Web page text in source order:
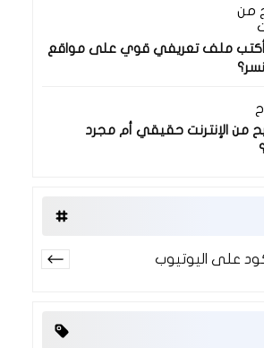
من
ملف تعريفي قوي على مواقع
من الإنترنت حقيقي أم مجرد
على اليوتيوب